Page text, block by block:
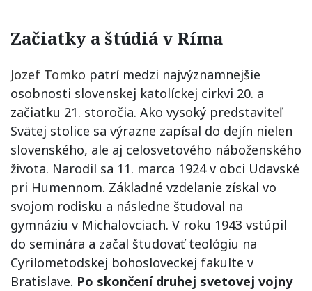
Začiatky a štúdiá v Ríma
Jozef Tomko patrí medzi najvýznamnejšie
osobnosti slovenskej katolíckej cirkvi 20. a
začiatku 21. storočia. Ako vysoký predstaviteľ
Svätej stolice sa výrazne zapísal do dejín nielen
slovenského, ale aj celosvetového náboženského
života. Narodil sa 11. marca 1924 v obci Udavské
pri Humennom. Základné vzdelanie získal vo
svojom rodisku a následne študoval na
gymnáziu v Michalovciach. V roku 1943 vstúpil
do seminára a začal študovať teológiu na
Cyrilometodskej bohosloveckej fakulte v
Bratislave. Po skončení druhej svetovej vojny